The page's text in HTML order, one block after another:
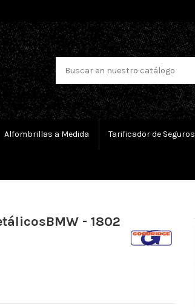
Alfombrillas a Medida Tarificador de Seguros
- 1802